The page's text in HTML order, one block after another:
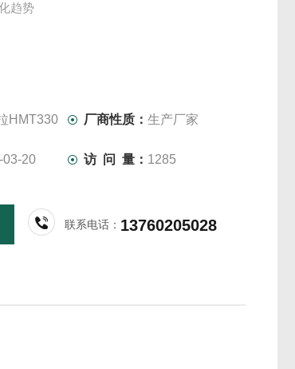
趋势
HMT330 厂商性质：生产厂家
03-20 访 问 量： 1285
联系电话： 13760205028